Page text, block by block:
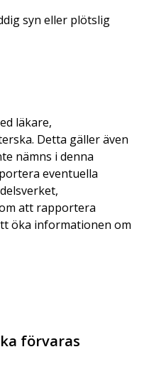
syn eller plötslig
läkare,
Detta gäller även
nämns i denna
eventuella
att rapportera
öka informationen om
förvaras